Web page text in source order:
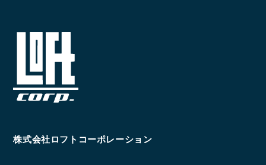
株式会社ロフトコーポレーション